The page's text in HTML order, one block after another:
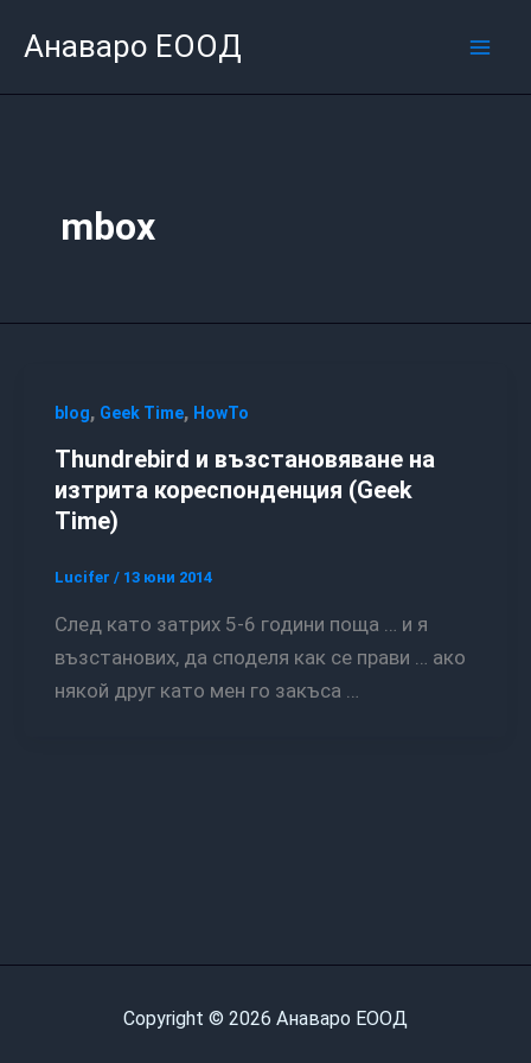
Анаваро ЕООД
mbox
blog, Geek Time, HowTo
Thundrebird и възстановяване на
изтрита кореспонденция (Geek
Time)
Lucifer / 13 юни 2014
След като затрих 5-6 години поща … и я
възстанових, да споделя как се прави … ако
някой друг като мен го закъса …
Copyright © 2026 Анаваро ЕООД